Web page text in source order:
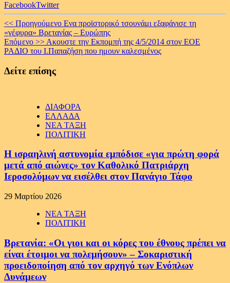
FacebookTwitter
Continue
Reading
<< Προηγούμενο Ενα προϊστορικό τσουνάμι εξαφάνισε τη
«γέφυρα» Βρετανίας – Ευρώπης
Επόμενο >> Ακουστε την Εκπομπή της 4/5/2014 στον ΕΟΕ
ΡΑΔΙΟ του Ι.Παπαζήση που ημουν καλεσμένος
Δείτε επίσης
ΔΙΑΦΟΡΑ
ΕΛΛΑΔΑ
ΝΕΑ ΤΑΞΗ
ΠΟΛΙΤΙΚΗ
Η ισραηλινή αστυνομία εμπόδισε «για πρώτη φορά
μετά από αιώνες» τον Καθολικό Πατριάρχη
Ιεροσολύμων να εισέλθει στον Πανάγιο Τάφο
29 Μαρτίου 2026
ΝΕΑ ΤΑΞΗ
ΠΟΛΙΤΙΚΗ
Βρετανία: «Οι γιοι και οι κόρες του έθνους πρέπει να
είναι έτοιμοι να πολεμήσουν» – Σοκαριστική
προειδοποίηση από τον αρχηγό των Ενόπλων
Δυνάμεων